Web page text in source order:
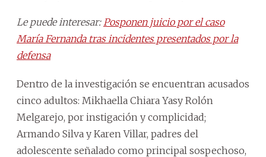
Le puede interesar: Posponen juicio por el caso
María Fernanda tras incidentes presentados por la
defensa
Dentro de la investigación se encuentran acusados
cinco adultos: Mikhaella Chiara Yasy Rolón
Melgarejo, por instigación y complicidad;
Armando Silva y Karen Villar, padres del
adolescente señalado como principal sospechoso,